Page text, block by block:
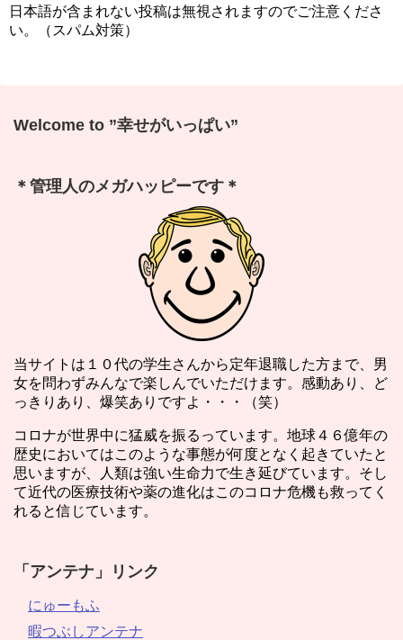
日本語が含まれない投稿は無視されますのでご注意くださ
い。（スパム対策）
Welcome to ”幸せがいっぱい”
＊管理人のメガハッピーです＊
当サイトは１０代の学生さんから定年退職した方まで、男
女を問わずみんなで楽しんでいただけます。感動あり、ど
っきりあり、爆笑ありですよ・・・（笑）
コロナが世界中に猛威を振るっています。地球４６億年の
歴史においてはこのような事態が何度となく起きていたと
思いますが、人類は強い生命力で生き延びています。そし
て近代の医療技術や薬の進化はこのコロナ危機も救ってく
れると信じています。
「アンテナ」リンク
にゅーもふ
暇つぶしアンテナ